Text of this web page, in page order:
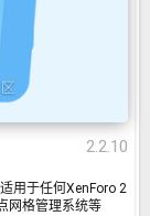
2.2.10
用于任何XenForo 2
网格管理系统等